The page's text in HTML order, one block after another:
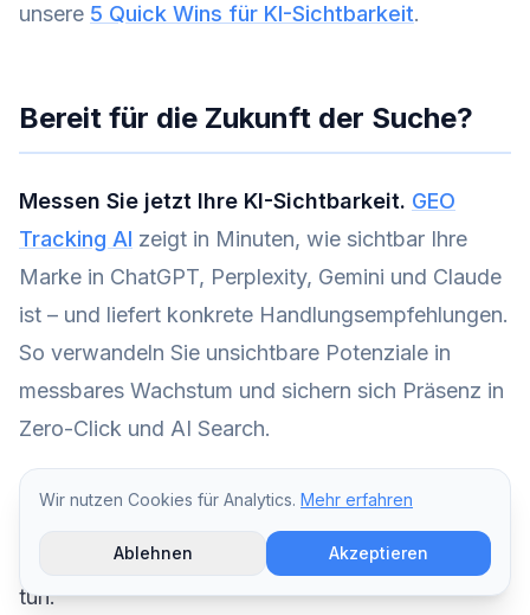
unsere 5 Quick Wins für KI-Sichtbarkeit.
Bereit für die Zukunft der Suche?
Messen Sie jetzt Ihre KI-Sichtbarkeit. GEO
Tracking AI zeigt in Minuten, wie sichtbar Ihre
Marke in ChatGPT, Perplexity, Gemini und Claude
ist – und liefert konkrete Handlungsempfehlungen.
So verwandeln Sie unsichtbare Potenziale in
messbares Wachstum und sichern sich Präsenz in
Zero-Click und AI Search.
– powered byai-geotracking.com.Die Zukunft
der Suche wartet nicht. Die Frage ist nur, ob Sie
vorne mitspielen – oder zuschauen, wie andere es
tun.
Wir nutzen Cookies für Analytics. Mehr erfahren
Ablehnen Akzeptieren